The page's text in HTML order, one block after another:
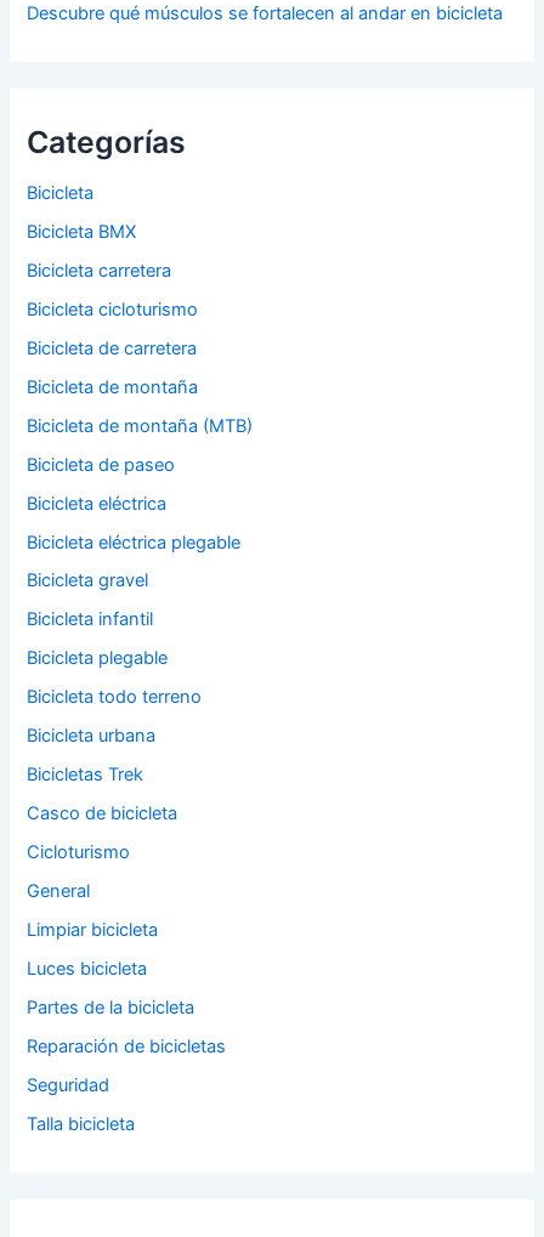
Descubre qué músculos se fortalecen al andar en bicicleta
Categorías
Bicicleta
Bicicleta BMX
Bicicleta carretera
Bicicleta cicloturismo
Bicicleta de carretera
Bicicleta de montaña
Bicicleta de montaña (MTB)
Bicicleta de paseo
Bicicleta eléctrica
Bicicleta eléctrica plegable
Bicicleta gravel
Bicicleta infantil
Bicicleta plegable
Bicicleta todo terreno
Bicicleta urbana
Bicicletas Trek
Casco de bicicleta
Cicloturismo
General
Limpiar bicicleta
Luces bicicleta
Partes de la bicicleta
Reparación de bicicletas
Seguridad
Talla bicicleta